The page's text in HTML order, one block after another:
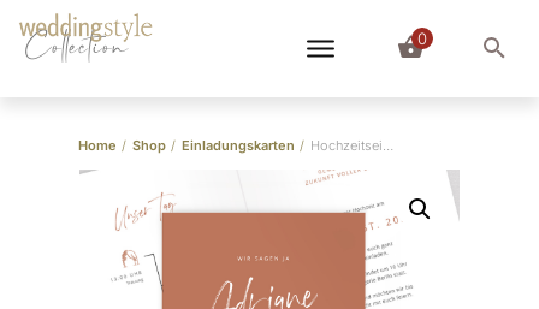
Collection 0
Home / Shop / Einladungskarten / Hochzeitseinladung “Burnt Orange” Klappkarte